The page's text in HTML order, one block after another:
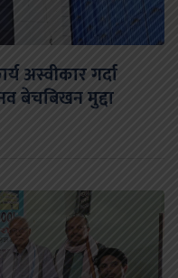
अस्वीकार गर्दा
बेचबिखन मुद्दा